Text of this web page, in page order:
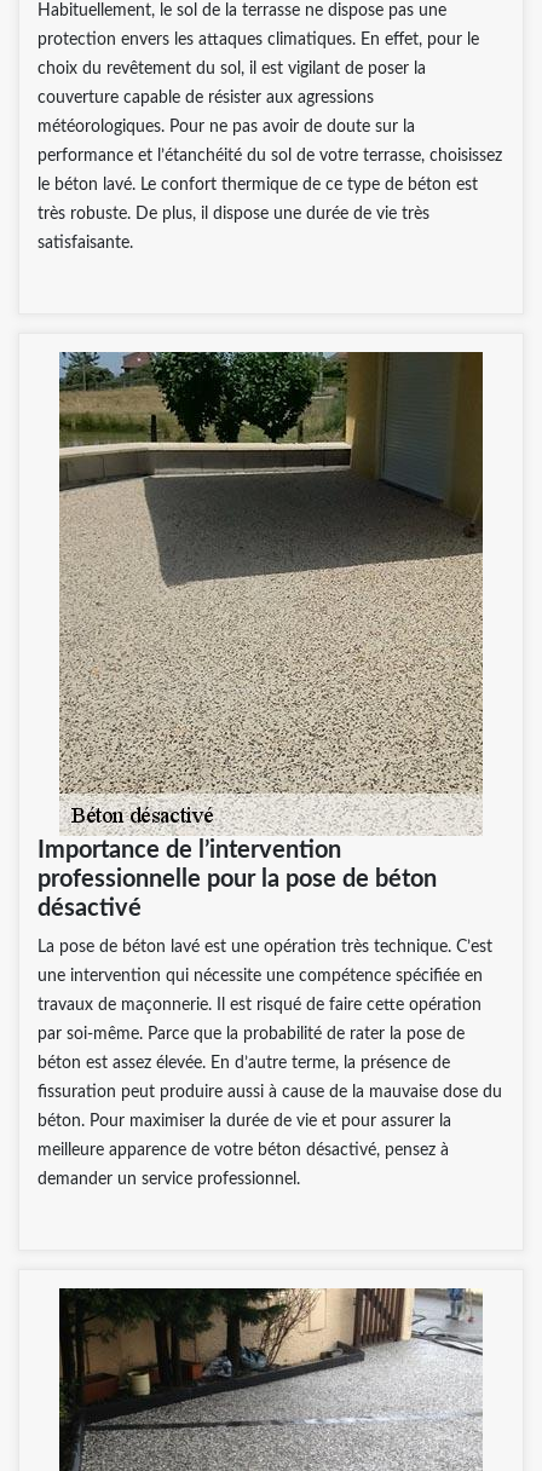
Habituellement, le sol de la terrasse ne dispose pas une
protection envers les attaques climatiques. En effet, pour le
choix du revêtement du sol, il est vigilant de poser la
couverture capable de résister aux agressions
météorologiques. Pour ne pas avoir de doute sur la
performance et l’étanchéité du sol de votre terrasse, choisissez
le béton lavé. Le confort thermique de ce type de béton est
très robuste. De plus, il dispose une durée de vie très
satisfaisante.
Importance de l’intervention
professionnelle pour la pose de béton
désactivé
La pose de béton lavé est une opération très technique. C’est
une intervention qui nécessite une compétence spécifiée en
travaux de maçonnerie. Il est risqué de faire cette opération
par soi-même. Parce que la probabilité de rater la pose de
béton est assez élevée. En d’autre terme, la présence de
fissuration peut produire aussi à cause de la mauvaise dose du
béton. Pour maximiser la durée de vie et pour assurer la
meilleure apparence de votre béton désactivé, pensez à
demander un service professionnel.